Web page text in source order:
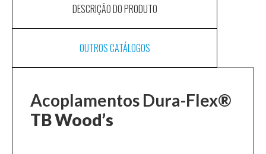
DESCRIÇÃO DO PRODUTO
OUTROS CATÁLOGOS
Acoplamentos Dura-Flex®
TB Wood’s